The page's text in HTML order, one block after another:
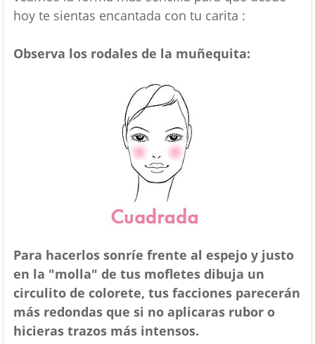
hoy te sientas encantada con tu carita :
Observa los rodales de la muñequita:
Para hacerlos sonríe frente al espejo y justo
en la "molla" de tus mofletes dibuja un
circulito de colorete, tus facciones parecerán
más redondas que si no aplicaras rubor o
hicieras trazos más intensos.